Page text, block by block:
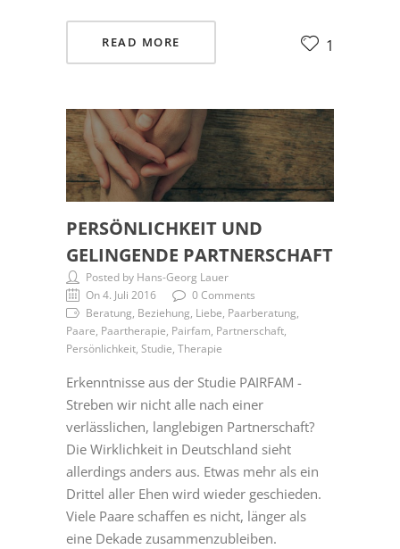
READ MORE 1
PERSÖNLICHKEIT UND
GELINGENDE PARTNERSCHAFT
Posted by Hans-Georg Lauer
On 4. Juli 2016
0 Comments
Beratung, Beziehung, Liebe, Paarberatung,
Paare, Paartherapie, Pairfam, Partnerschaft,
Persönlichkeit, Studie, Therapie
Erkenntnisse aus der Studie PAIRFAM -
Streben wir nicht alle nach einer
verlässlichen, langlebigen Partnerschaft?
Die Wirklichkeit in Deutschland sieht
allerdings anders aus. Etwas mehr als ein
Drittel aller Ehen wird wieder geschieden.
Viele Paare schaffen es nicht, länger als
eine Dekade zusammenzubleiben.